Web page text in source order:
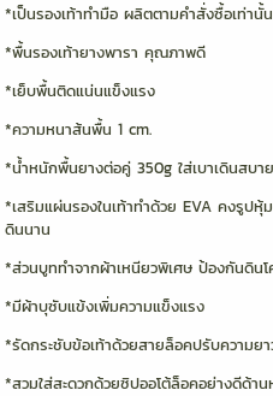
*เป็นรองเท้าทำมือ ผลิตตามคำสั่งซื้อเท่
*พื้นรองเท้ายางพารา คุณภาพดี
*เย็บพื้นติดแน่นแข็งแรง
*ความหนาส้นพื้น 1 cm.
*น้ำหนักพื้นยางต่อคู่ 350g ใส่เบาเดินสบาย
*เสริมแผ่นรองในเท้าทำด้วย EVA คงรูปหุ้
ดินนาน
*ส่วนบูททำจากผ้าเหนียวพิเศษ ป้องกันดินโ
*มีผ้าบุซับแข้งเพิ่มความแข็งแรง
*รัดกระชับข้อเท้าด้วยสายล็อคปรับความยา
*สวมใส่สะดวกด้วยซิปออโต้ล็อคอย่างดีด้าน